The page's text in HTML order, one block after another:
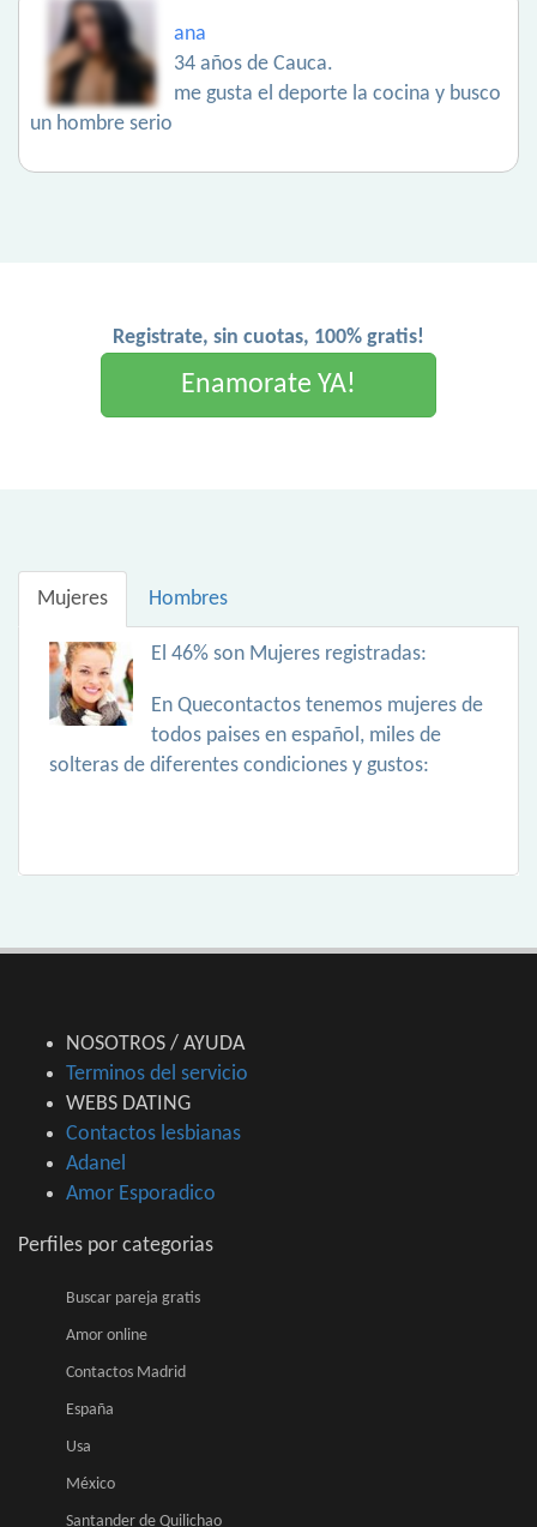
ana
34 años de Cauca.
me gusta el deporte la cocina y busco
un hombre serio
Registrate, sin cuotas, 100% gratis!
Enamorate YA!
Mujeres Hombres
El 46% son Mujeres registradas:
En Quecontactos tenemos mujeres de
todos paises en español, miles de
solteras de diferentes condiciones y gustos:
NOSOTROS / AYUDA
Terminos del servicio
WEBS DATING
Contactos lesbianas
Adanel
Amor Esporadico
Perfiles por categorias
Buscar pareja gratis
Amor online
Contactos Madrid
España
Usa
México
Santander de Quilichao